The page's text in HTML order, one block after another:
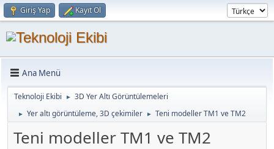
Giriş Yap Kayıt Ol
Ana Menü
Teknoloji Ekibi ► 3D Yer Altı Görüntülemeleri
► Yer altı görüntüleme, 3D çekimiler ► Teni modeller TM1 ve TM2
Teni modeller TM1 ve TM2